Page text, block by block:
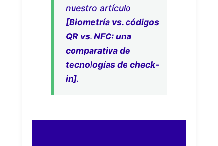
nuestro artículo
[Biometría vs. códigos
QR vs. NFC: una
comparativa de
tecnologías de check-
in].